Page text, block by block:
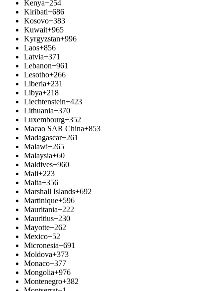
Kenya+254
Kiribati+686
Kosovo+383
Kuwait+965
Kyrgyzstan+996
Laos+856
Latvia+371
Lebanon+961
Lesotho+266
Liberia+231
Libya+218
Liechtenstein+423
Lithuania+370
Luxembourg+352
Macao SAR China+853
Madagascar+261
Malawi+265
Malaysia+60
Maldives+960
Mali+223
Malta+356
Marshall Islands+692
Martinique+596
Mauritania+222
Mauritius+230
Mayotte+262
Mexico+52
Micronesia+691
Moldova+373
Monaco+377
Mongolia+976
Montenegro+382